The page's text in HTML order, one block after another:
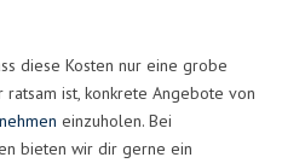
diese Kosten nur eine grobe
ratsam ist, konkrete Angebote von
einzuholen. Bei
bieten wir dir gerne ein